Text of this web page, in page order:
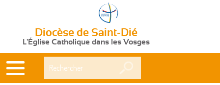
Diocèse de Saint-Dié
L'Église Catholique dans les Vosges